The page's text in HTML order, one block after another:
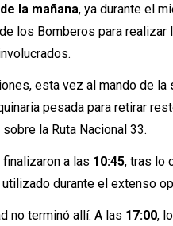
la mañana, ya durante el
los Bomberos para
esta vez al mando de la
pesada para retirar
la Ruta Nacional 33.
a las 10:45, tras lo
durante el extenso
no terminó allí. A las 17:00,